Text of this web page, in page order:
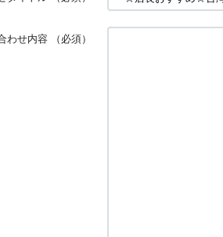
わせ内容 （必須）